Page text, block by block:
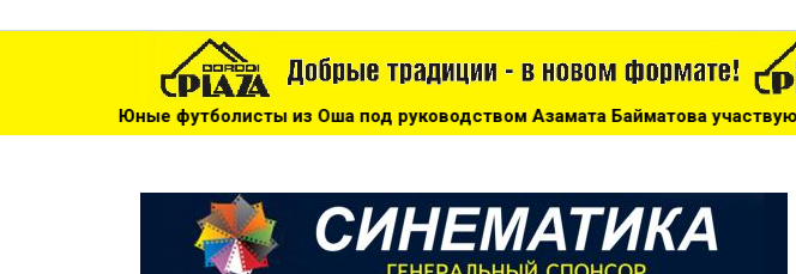
из Оша под руководством Азамата Байматова участвуют в турнире в